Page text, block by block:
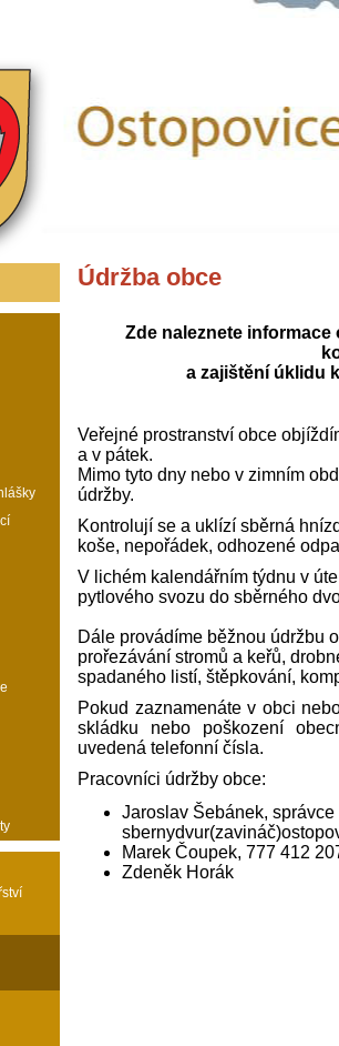
Údržba obce
Zde naleznete
a zajištění úklidu
Veřejné prostranství obce
a v pátek.
Mimo tyto dny nebo v zimním
údržby.
Kontrolují se a uklízí sběrná
koše, nepořádek, odhozené
V lichém kalendářním týdnu v
pytlového svozu do sběrného
Dále provádíme běžnou údržbu
prořezávání stromů a keřů,
spadaného listí, štěpkování,
Pokud zaznamenáte v obci
skládku nebo poškození
uvedená telefonní čísla.
Pracovníci údržby obce:
Jaroslav Šebánek,
Marek Čoupek, 777 412
Zdeněk Horák